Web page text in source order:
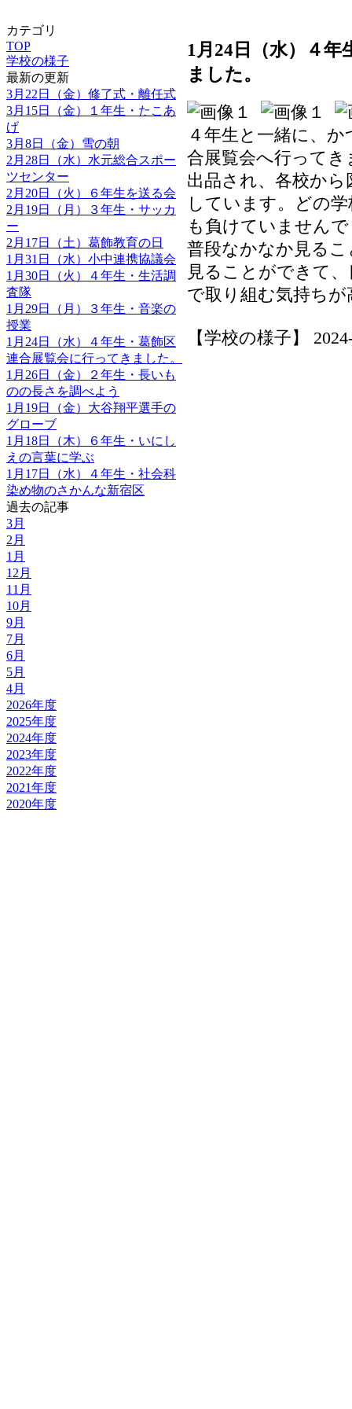
カテゴリ
TOP
学校の様子
最新の更新
3月22日（金）修了式・離任式
3月15日（金）１年生・たこあ
げ
3月8日（金）雪の朝
2月28日（水）水元総合スポー
ツセンター
2月20日（火）６年生を送る会
2月19日（月）３年生・サッカ
ー
2月17日（土）葛飾教育の日
1月31日（水）小中連携協議会
1月30日（火）４年生・生活調
査隊
1月29日（月）３年生・音楽の
授業
1月24日（水）４年生・葛飾区
連合展覧会に行ってきました。
1月26日（金）２年生・長いも
のの長さを調べよう
1月19日（金）大谷翔平選手の
グローブ
1月18日（木）６年生・いにし
えの言葉に学ぶ
1月17日（水）４年生・社会科
染め物のさかんな新宿区
過去の記事
3月
2月
1月
12月
11月
10月
9月
7月
6月
5月
4月
2026年度
2025年度
2024年度
2023年度
2022年度
2021年度
2020年度
1月24日（水）４年
ました。
４年生と一緒に、
合展覧会へ行って
出品され、各校から
しています。どの
も負けていません
普段なかなか見る
見ることができて
で取り組む気持ち
【学校の様子】